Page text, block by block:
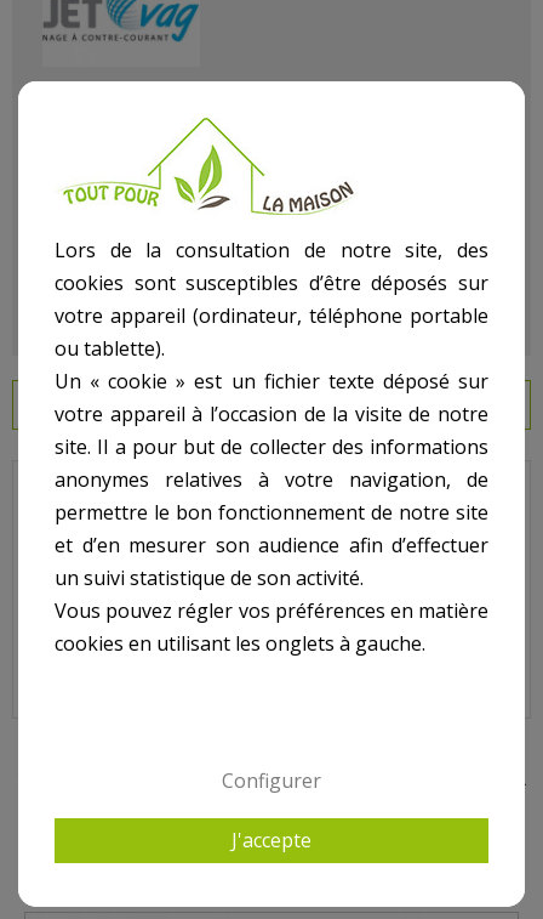
EN SAVOIR PLUS
JET VAG - Nage à Contre courant - Pièce à sceller -
Jeu de 3 vis façade.
10 AUTRES PRODUITS DANS JET VAG - PIÈCE À SCELLER
Lors de la consultation de notre site, des
cookies sont susceptibles d’être déposés sur
votre appareil (ordinateur, téléphone portable
ou tablette).
Un « cookie » est un fichier texte déposé sur
votre appareil à l’occasion de la visite de notre
site. Il a pour but de collecter des informations
anonymes relatives à votre navigation, de
permettre le bon fonctionnement de notre site
et d’en mesurer son audience afin d’effectuer
un suivi statistique de son activité.
Vous pouvez régler vos préférences en matière
cookies en utilisant les onglets à gauche.
Configurer
J'accepte